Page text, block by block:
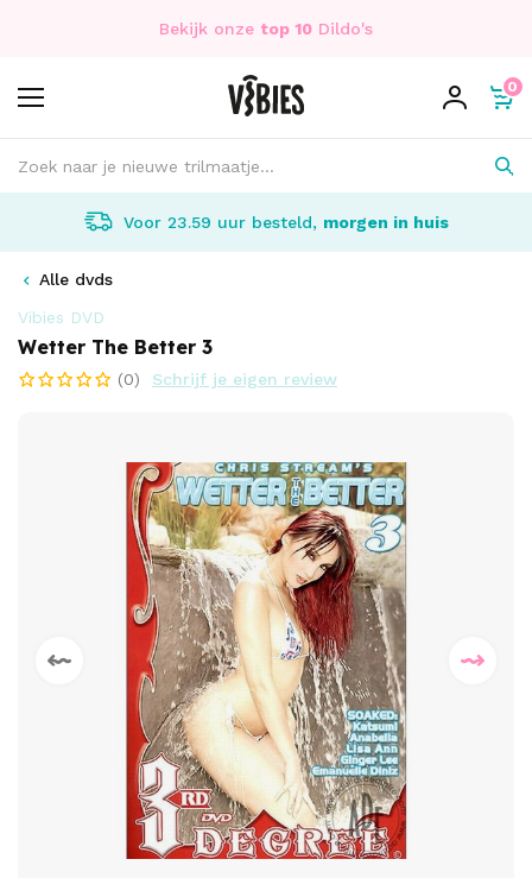
Bekijk onze top 10 Dildo's
0
Voor 23.59 uur besteld, morgen in huis
Alle dvds
Vibies DVD
Wetter The Better 3
(0) Schrijf je eigen review